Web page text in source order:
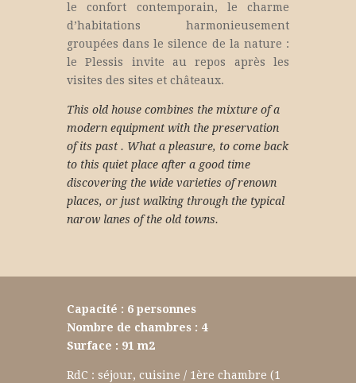
le confort contemporain, le charme
d’habitations harmonieusement
groupées dans le silence de la nature :
le Plessis invite au repos après les
visites des sites et châteaux.
This old house combines the mixture of a
modern equipment with the preservation
of its past . What a pleasure, to come back
to this quiet place after a good time
discovering the wide varieties of renown
places, or just walking through the typical
narow lanes of the old towns.
Capacité : 6 personnes
Nombre de chambres : 4
Surface : 91 m2
RdC : séjour, cuisine / 1ère chambre (1